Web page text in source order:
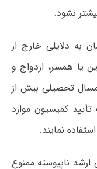
به دلایلی خارج از
یا همسر، ازدواج و
تحصیلی بیش از
کمیسیون موارد
نمایند.
ناپیوسته ممنوع